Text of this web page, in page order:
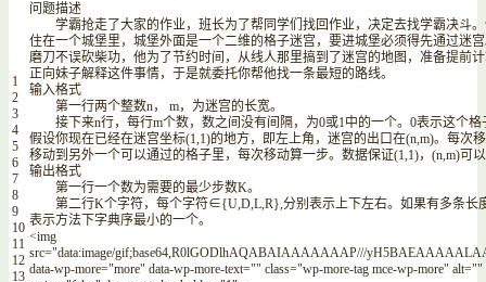
1
2
3
4
5
6
7
8
9
10
11
12
13
问题描述
学霸抢走了大家的作业，班长为了帮同学们找回作业，决定去找学霸决斗。
住在一个城堡里，城堡外面是一个二维的格子迷宫，要进城堡必须得先通过迷
磨刀不误砍柴功，他为了节约时间，从线人那里搞到了迷宫的地图，准备提前
正向妹子解释这件事情，于是就委托你帮他找一条最短的路线。
输入格式
第一行两个整数n， m，为迷宫的长宽。
接下来n行，每行m个数，数之间没有间隔，为0或1中的一个。 0表示这个格
假设你现在已经在迷宫坐标(1,1)的地方，即左上角，迷宫的出口在(n,m)。每次
移动到另外一个可以通过的格子里，每次移动算一步。数据保证(1,1)， (n,m)可
输出格式
第一行一个数为需要的最少步数K。
第二行K个字符，每个字符∈{U,D,L,R},分别表示上下左右。如果有多条长
表示方法下字典序最小的一个。
<img
src="data:image/gif;base64,R0lGODlhAQABAIAAAAAAAP///
data-wp-more="more" data-wp-more-text="" class="wp-more-tag mce-wp-more" alt=""